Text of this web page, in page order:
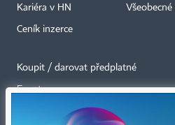
Kariéra v HN
Ceník inzerce
Koupit / darovat předplatné
Eventy